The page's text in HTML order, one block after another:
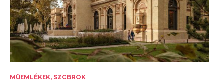
MŰEMLÉKEK, SZOBROK